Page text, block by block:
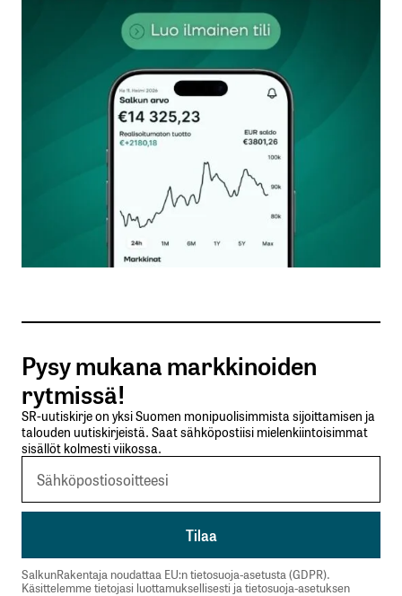
Sähköpostiosoitettasi ei julkaista.Pakolliset
kentät on merkitty*
Kommentti*
Nimesi tai nimimerkkisi
Sähköpostiosoitteesi
Tilaa SalkunRakentajan uutiskirje
Lähetä kommentti
Pysy mukana markkinoiden
rytmissä!
SR-uutiskirje on yksi Suomen monipuolisimmista sijoittamisen ja
talouden uutiskirjeistä. Saat sähköpostiisi mielenkiintoisimmat
sisällöt kolmesti viikossa.
SalkunRakentaja noudattaa EU:n tietosuoja-asetusta (GDPR).
Käsittelemme tietojasi luottamuksellisesti ja tietosuoja-asetuksen